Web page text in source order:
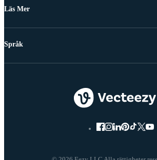
Läs Mer
Språk